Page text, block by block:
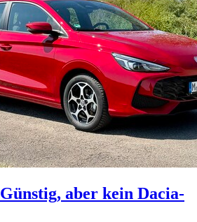
Günstig, aber kein Dacia-